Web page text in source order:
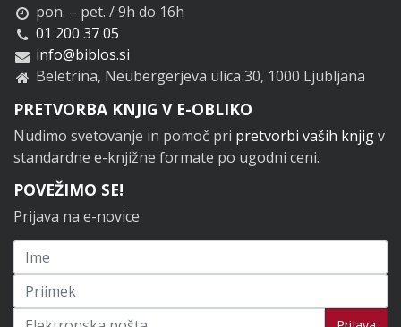
pon. – pet. / 9h do 16h
01 200 37 05
info@biblos.si
Beletrina, Neubergerjeva ulica 30, 1000 Ljubljana
PRETVORBA KNJIG V E-OBLIKO
Nudimo svetovanje in pomoč pri pretvorbi vaših knjigv
standardne e-knjižne formate po ugodni ceni.
POVEŽIMO SE!
Prijava na e-novice
Prijavi se na novice